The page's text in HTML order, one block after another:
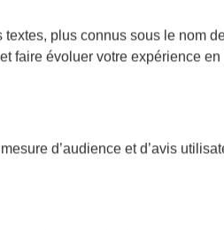
!
plus connus sous le nom
faire évoluer votre expérience
d’audience et d’avis